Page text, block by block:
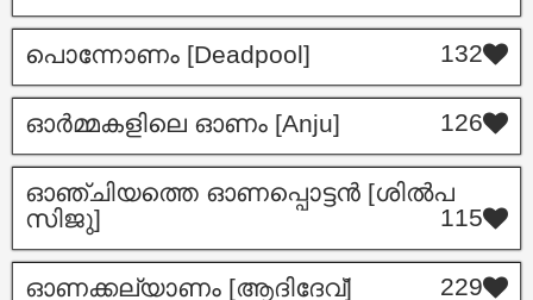
പൊന്നോണം [Deadpool] 132
ഓർമ്മകളിലെ ഓണം [Anju] 126
ഓഞ്ചിയത്തെ ഓണപ്പൊട്ടൻ [ശിൽപ
സിജു]
115
ഓണക്കല്യാണം [ആദിദേവ്] 229